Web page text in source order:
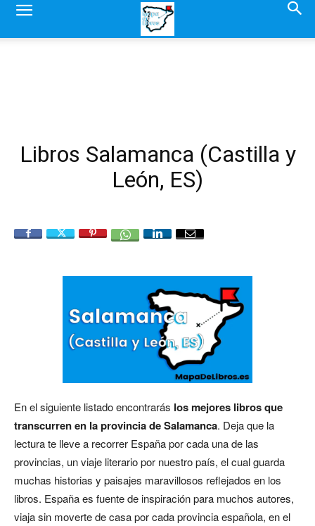
Libros Salamanca (Castilla y
León, ES)
En el siguiente listado encontrarás los mejores libros que
transcurren en la provincia de Salamanca. Deja que la
lectura te lleve a recorrer España por cada una de las
provincias, un viaje literario por nuestro país, el cual guarda
muchas historias y paisajes maravillosos reflejados en los
libros. España es fuente de inspiración para muchos autores,
viaja sin moverte de casa por cada provincia española, en el